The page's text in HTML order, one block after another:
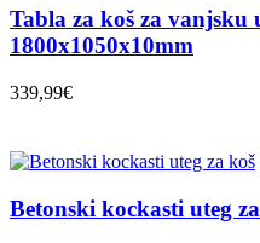
Tabla za koš za vanjsku
1800x1050x10mm
339,99€
Betonski kockasti uteg